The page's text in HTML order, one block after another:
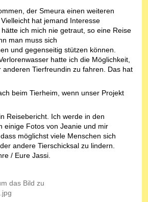
der Smeura einen weiteren
hat jemand Interesse
ich mich nie getraut, so eine Reise
man muss sich
und gegenseitig stützen können.
hatte ich die Möglichkeit,
anderen Tierfreundin zu fahren. Das hat
beim Tierheim, wenn unser Projekt
Reisebericht. Ich werde in den
einige Fotos von Jeanie und mir
möglichst viele Menschen sich
andere Tierschicksal zu lindern.
/ Eure Jassi.